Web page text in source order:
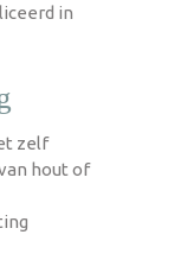
in
zelf
hout of